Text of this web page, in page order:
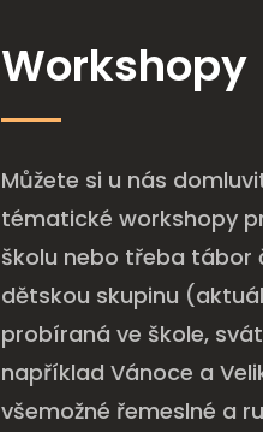
Workshopy
Můžete si u nás
tématické workshopy
školu nebo třeba tábor
dětskou skupinu
probíraná ve škole,
například Vánoce a
všemožné řemeslné a